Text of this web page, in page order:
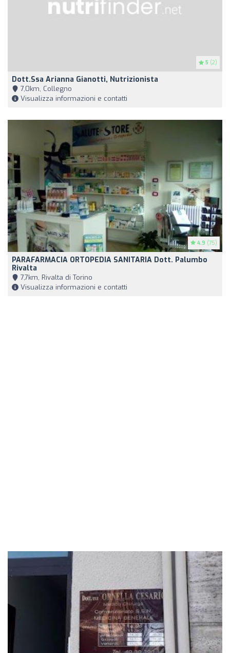
5 (2)
Dott.ssa Arianna Gianotti, Nutrizionista
7,0km, Collegno
Visualizza informazioni e contatti
4.9 (75)
PARAFARMACIA ORTOPEDIA SANITARIA Dott. Palumbo
Rivalta
7,7km, Rivalta di Torino
Visualizza informazioni e contatti